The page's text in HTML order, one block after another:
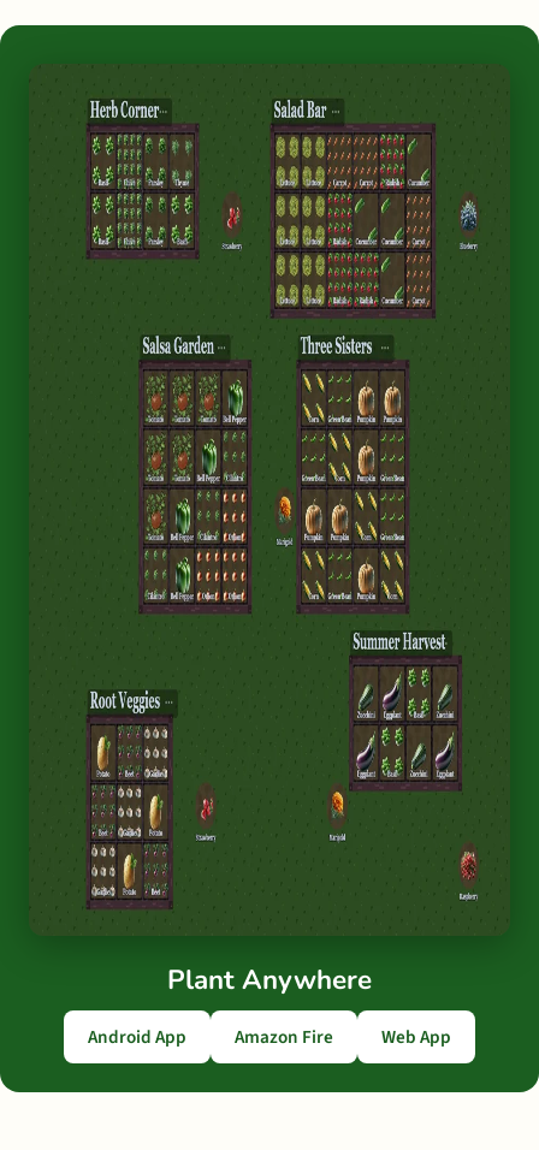
Plant Anywhere
Android App Amazon Fire Web App